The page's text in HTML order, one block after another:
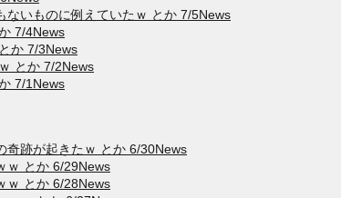
ないものに例えていたｗ とか 7/5News
7/4News
か 7/3News
とか 7/2News
7/1News
奇跡が起きたｗ とか 6/30News
ｗ とか 6/29News
ｗ とか 6/28News